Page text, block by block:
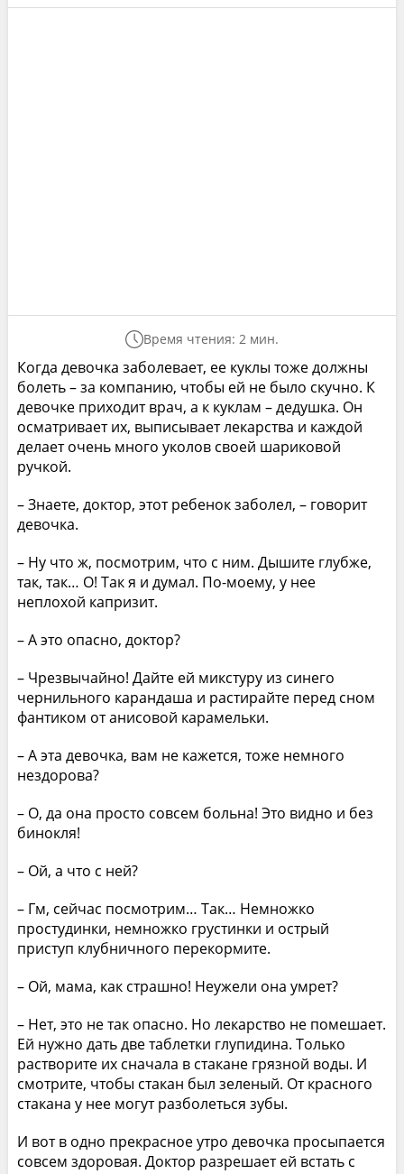
Время чтения: 2 мин.
Когда девочка заболевает, ее куклы тоже должны
болеть – за компанию, чтобы ей не было скучно. К
девочке приходит врач, а к куклам – дедушка. Он
осматривает их, выписывает лекарства и каждой
делает очень много уколов своей шариковой
ручкой.
– Знаете, доктор, этот ребенок заболел, – говорит
девочка.
– Ну что ж, посмотрим, что с ним. Дышите глубже,
так, так… О! Так я и думал. По-моему, у нее
неплохой капризит.
– А это опасно, доктор?
– Чрезвычайно! Дайте ей микстуру из синего
чернильного карандаша и растирайте перед сном
фантиком от анисовой карамельки.
– А эта девочка, вам не кажется, тоже немного
нездорова?
– О, да она просто совсем больна! Это видно и без
бинокля!
– Ой, а что с ней?
– Гм, сейчас посмотрим… Так… Немножко
простудинки, немножко грустинки и острый
приступ клубничного перекормите.
– Ой, мама, как страшно! Неужели она умрет?
– Нет, это не так опасно. Но лекарство не помешает.
Ей нужно дать две таблетки глупидина. Только
растворите их сначала в стакане грязной воды. И
смотрите, чтобы стакан был зеленый. От красного
стакана у нее могут разболеться зубы.
И вот в одно прекрасное утро девочка просыпается
совсем здоровая. Доктор разрешает ей встать с